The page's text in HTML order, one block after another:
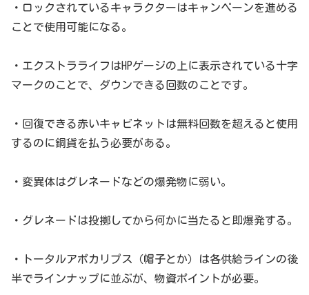
・ロックされているキャラクターはキャンペーンを進める
ことで使用可能になる。
・エクストラライフはHPゲージの上に表示されている十字
マークのことで、ダウンできる回数のことです。
・回復できる赤いキャビネットは無料回数を超えると使用
するのに銅貨を払う必要がある。
・変異体はグレネードなどの爆発物に弱い。
・グレネードは投擲してから何かに当たると即爆発する。
・トータルアポカリプス（帽子とか）は各供給ラインの後
半でラインナップに並ぶが、物資ポイントが必要。